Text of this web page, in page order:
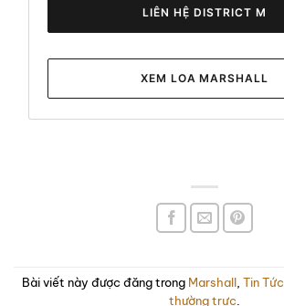
LIÊN HỆ DISTRICT M
XEM LOA MARSHALL
Bài viết này được đăng trong Marshall, Tin Tức
thường trực.